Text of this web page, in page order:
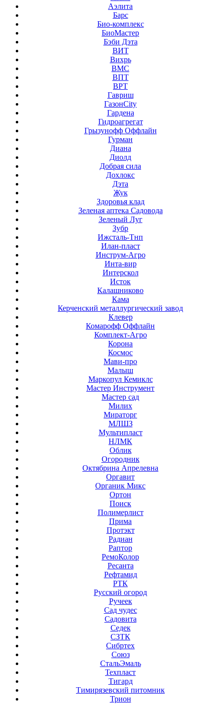
Аэлита
Барс
Био-комплекс
БиоМастер
Бэби Дэта
ВИТ
Вихрь
ВМС
ВПТ
ВРТ
Гавриш
ГазонCity
Гардена
Гидроагрегат
Грызунофф Оффлайн
Гурман
Диана
Диолд
Добрая сила
Дохлокс
Дэта
Жук
Здоровья клад
Зеленая аптека Садовода
Зеленый Луг
Зубр
Ижсталь-Тнп
Илан-пласт
Инструм-Агро
Инта-вир
Интерскол
Исток
Калашниково
Кама
Керченский металлургический завод
Клевер
Комарофф Оффлайн
Комплект-Агро
Корона
Космос
Мави-про
Малыш
Маркопул Кемиклс
Мастер Инструмент
Мастер сад
Милих
Мираторг
МЛШЗ
Мультипласт
НЛМК
Облик
Огородник
Октябрина Апрелевна
Оргавит
Органик Микс
Ортон
Поиск
Полимерлист
Прима
Протэкт
Радиан
Раптор
РемоКолор
Ресанта
Рефтамид
РТК
Русский огород
Ручеек
Сад чудес
Садовита
Седек
СЗТК
Сибртех
Союз
СтальЭмаль
Техпласт
Тигард
Тимирязевский питомник
Трион